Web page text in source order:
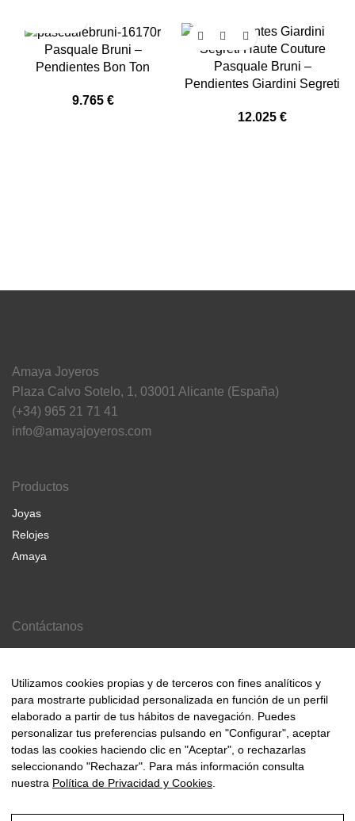
Pasquale Bruni –
Pendientes Bon Ton
9.765 €
Pasquale Bruni –
Pendientes Giardini Segreti
12.025 €
Amaya Joyeros
Plaza Calvo Sotelo, 1, 03001 Alicante (España)
(+34) 965 21 71 41
info@amayajoyeros.com
Productos
Joyas
Relojes
Amaya
Contáctanos
© 2000-2024 Amaya Joyeros
Utilizamos cookies propias y de terceros con fines analíticos y
para mostrarte publicidad personalizada en función de un perfil
elaborado a partir de tus hábitos de navegación. Puedes
personalizar tus preferencias pulsando en "Configurar", aceptar
todas las cookies haciendo clic en "Aceptar", o rechazarlas
seleccionando "Rechazar". Para más información consulta
nuestra Política de Privacidad y Cookies